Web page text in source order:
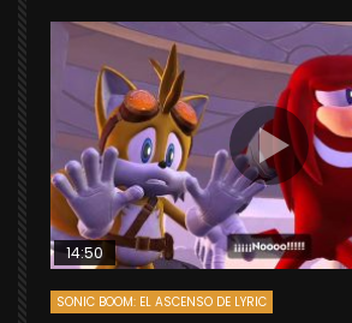
14:50
SONIC BOOM: EL ASCENSO DE LYRIC